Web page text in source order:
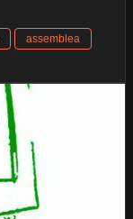
assemblea